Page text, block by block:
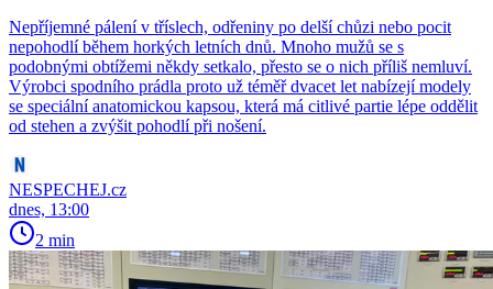
Nepříjemné pálení v tříslech, odřeniny po delší chůzi nebo pocit
nepohodlí během horkých letních dnů. Mnoho mužů se s
podobnými obtížemi někdy setkalo, přesto se o nich příliš nemluví.
Výrobci spodního prádla proto už téměř dvacet let nabízejí modely
se speciální anatomickou kapsou, která má citlivé partie lépe oddělit
od stehen a zvýšit pohodlí při nošení.
NESPECHEJ.cz
dnes, 13:00
2 min